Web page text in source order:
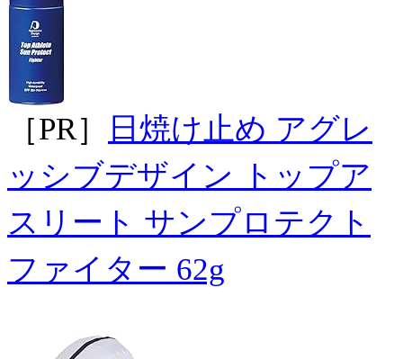
［PR］
日焼け止め アグレ
ッシブデザイン トップア
スリート サンプロテクト
ファイター 62g